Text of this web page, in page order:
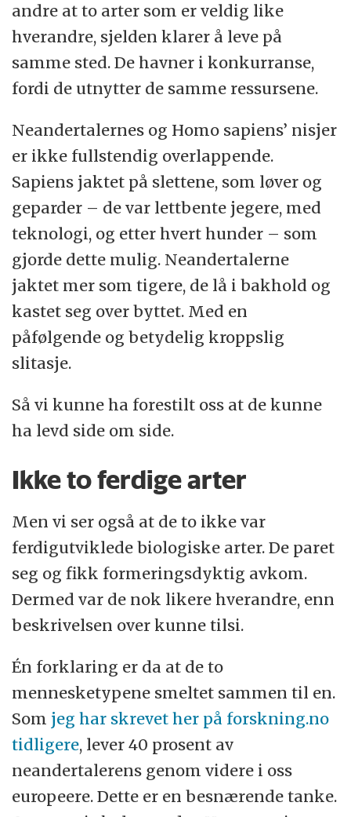
andre at to arter som er veldig like
hverandre, sjelden klarer å leve på
samme sted. De havner i konkurranse,
fordi de utnytter de samme ressursene.
Neandertalernes og Homo sapiens’ nisjer
er ikke fullstendig overlappende.
Sapiens jaktet på slettene, som løver og
geparder – de var lettbente jegere, med
teknologi, og etter hvert hunder – som
gjorde dette mulig. Neandertalerne
jaktet mer som tigere, de lå i bakhold og
kastet seg over byttet. Med en
påfølgende og betydelig kroppslig
slitasje.
Så vi kunne ha forestilt oss at de kunne
ha levd side om side.
Ikke to ferdige arter
Men vi ser også at de to ikke var
ferdigutviklede biologiske arter. De paret
seg og fikk formeringsdyktig avkom.
Dermed var de nok likere hverandre, enn
beskrivelsen over kunne tilsi.
Én forklaring er da at de to
mennesketypene smeltet sammen til en.
Som jeg har skrevet her på forskning.no
tidligere, lever 40 prosent av
neandertalerens genom videre i oss
europeere. Dette er en besnærende tanke.